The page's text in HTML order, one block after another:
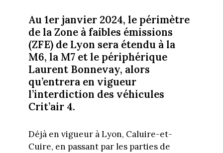
Au 1er janvier 2024, le périmètre
de la Zone à faibles émissions
(ZFE) de Lyon sera étendu à la
M6, la M7 et le périphérique
Laurent Bonnevay, alors
qu’entrera en vigueur
l’interdiction des véhicules
Crit’air 4.
Déjà en vigueur à Lyon, Caluire-et-
Cuire, en passant par les parties de